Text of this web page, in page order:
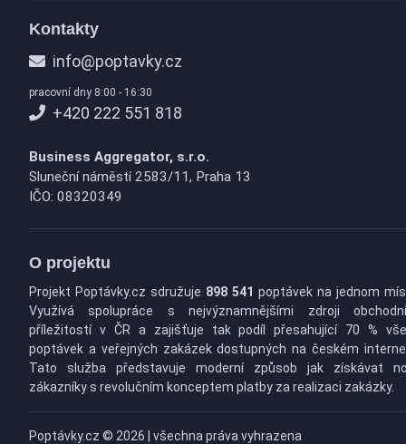
Kontakty
info@poptavky.cz
pracovní dny 8:00 - 16:30
+420 222 551 818
Business Aggregator, s.r.o.
Sluneční náměstí 2583/11, Praha 13
IČO: 08320349
O projektu
Projekt Poptávky.cz sdružuje 898 541 poptávek na jednom
Využívá spolupráce s nejvýznamnějšími zdroji
příležitostí v ČR a zajišťuje tak podíl přesahující 70 %
poptávek a veřejných zakázek dostupných na českém
Tato služba představuje moderní způsob jak získávat
zákazníky s revolučním konceptem platby za realizaci zakázky.
Poptávky.cz © 2026 | všechna práva vyhrazena